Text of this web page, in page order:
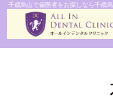
千歳烏山で歯医者をお探しなら千歳